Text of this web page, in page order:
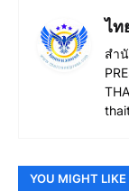
ไท
สำ
YOU MIGHT